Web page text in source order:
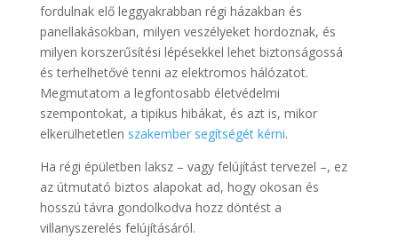
fordulnak elő leggyakrabban régi házakban és
panellakásokban, milyen veszélyeket hordoznak, és
milyen korszerűsítési lépésekkel lehet biztonságossá
és terhelhetővé tenni az elektromos hálózatot.
Megmutatom a legfontosabb életvédelmi
szempontokat, a tipikus hibákat, és azt is, mikor
elkerülhetetlen szakember segítségét kérni.
Ha régi épületben laksz – vagy felújítást tervezel –, ez
az útmutató biztos alapokat ad, hogy okosan és
hosszú távra gondolkodva hozz döntést a
villanyszerelés felújításáról.